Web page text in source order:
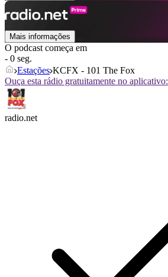
Mais informações
O podcast começa em
- 0 seg.
Estações KCFX - 101 The Fox
Ouça esta rádio gratuitamente no aplicativo:
radio.net